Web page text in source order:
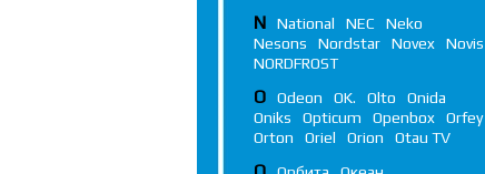
N National NEC
Neko
Nesons
Nordstar Novex
Novis
NORDFROST
O Odeon OK. Olto
Onida
Oniks
Opticum Openbox
Orfey
Orton
Oriel Orion Otau TV